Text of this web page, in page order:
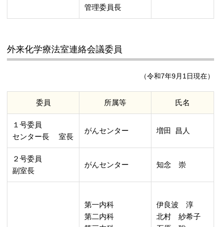
管理委員長
外来化学療法室連絡会議委員
（令和7年9月1日現在）
委員 所属等 氏名
１号委員
センター長 室長
がんセンター 増田 昌人
２号委員
副室長
がんセンター 知念 崇
第一内科
第二内科
伊良波 淳
北村 紗希子